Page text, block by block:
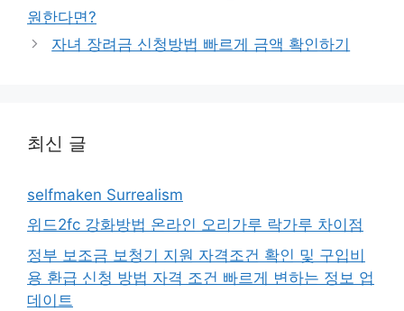
원한다면?
자녀 장려금 신청방법 빠르게 금액 확인하기
최신 글
selfmaken Surrealism
위드2fc 강화방법 온라인 오리가루 락가루 차이점
정부 보조금 보청기 지원 자격조건 확인 및 구입비
용 환급 신청 방법 자격 조건 빠르게 변하는 정보 업
데이트